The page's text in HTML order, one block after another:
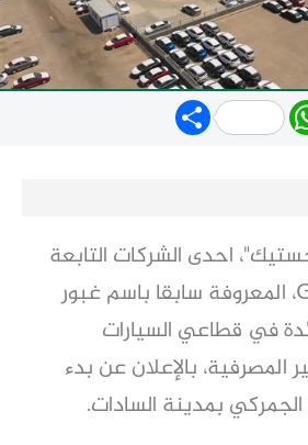
Share
احدى الشركات التابعة
لمجموعة GB Corp، المعروفة سابقا باسم غبور
في قطاعي السيارات
المصرفية، بالإعلان عن بدء
بمدينة السادات.